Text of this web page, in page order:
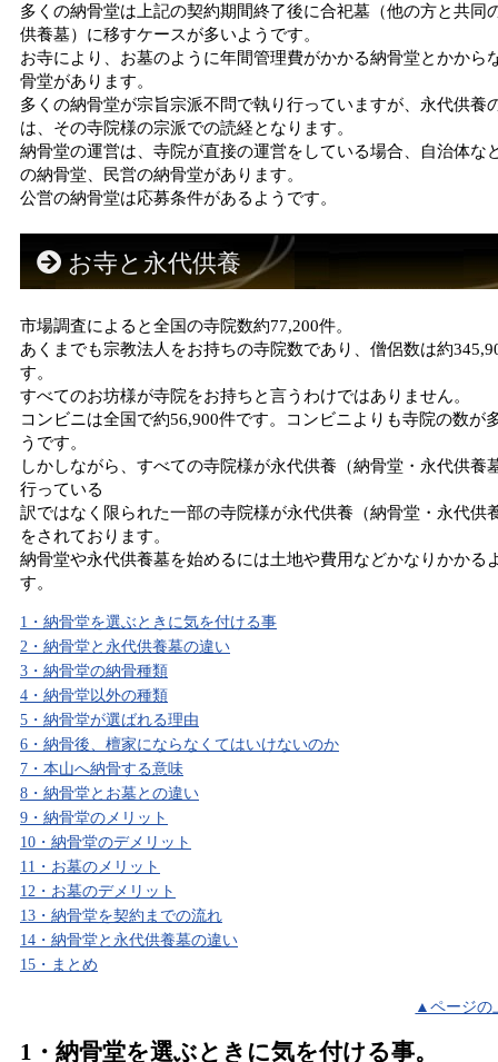
多くの納骨堂は上記の契約期間終了後に合祀墓（他の方と共同
供養墓）に移すケースが多いようです。
お寺により、お墓のように年間管理費がかかる納骨堂とかから
骨堂があります。
多くの納骨堂が宗旨宗派不問で執り行っていますが、永代供養
は、その寺院様の宗派での読経となります。
納骨堂の運営は、寺院が直接の運営をしている場合、自治体な
の納骨堂、民営の納骨堂があります。
公営の納骨堂は応募条件があるようです。
お寺と永代供養
市場調査によると全国の寺院数約77,200件。
あくまでも宗教法人をお持ちの寺院数であり、僧侶数は約
す。
すべてのお坊様が寺院をお持ちと言うわけではありません。
コンビニは全国で約56,900件です。コンビニよりも寺院の数が
うです。
しかしながら、すべての寺院様が永代供養（納骨堂・永代供養
行っている
訳ではなく限られた一部の寺院様が永代供養（納骨堂・永代供
をされております。
納骨堂や永代供養墓を始めるには土地や費用などかなりかかる
す。
1・納骨堂を選ぶときに気を付ける事
2・納骨堂と永代供養墓の違い
3・納骨堂の納骨種類
4・納骨堂以外の種類
5・納骨堂が選ばれる理由
6・納骨後、檀家にならなくてはいけないのか
7・本山へ納骨する意味
8・納骨堂とお墓との違い
9・納骨堂のメリット
10・納骨堂のデメリット
11・お墓のメリット
12・お墓のデメリット
13・納骨堂を契約までの流れ
14・納骨堂と永代供養墓の違い
15・まとめ
▲ページの
1・納骨堂を選ぶときに気を付ける事。